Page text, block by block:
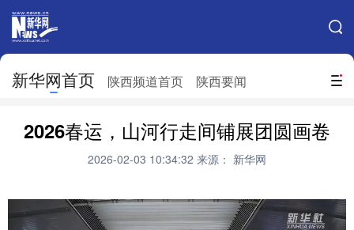
搜索
新华网首页 陕西频道首页 陕西要闻
网站地图
天津 河北 山西
浙江 安徽 福建 江西
2026春运，山河行走间铺展团圆画卷
2026-02-03 10:34:32 来源： 新华网